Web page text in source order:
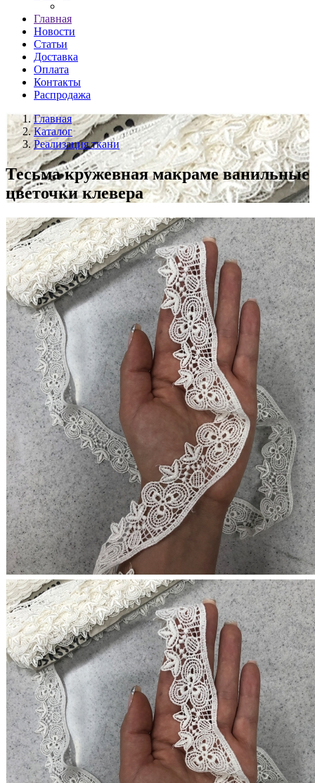
Главная
Новости
Статьи
Доставка
Оплата
Контакты
Распродажа
Главная
Каталог
Реализация ткани
Тесьма кружевная макраме ванильные
цветочки клевера